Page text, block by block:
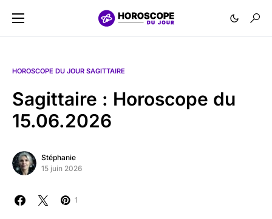
HOROSCOPE DU JOUR SAGITTAIRE
Sagittaire : Horoscope du
15.06.2026
Stéphanie
15 juin 2026
1